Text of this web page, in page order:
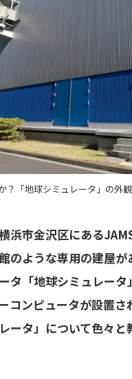
？「地球シミュレータ」の外
浜市金沢区にある
のような専用の建屋
タ「地球シミュレータ
コンピュータが設置
ータ」について色々と